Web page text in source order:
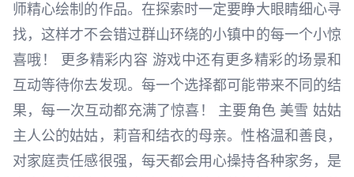
师精心绘制的作品。在探索时一定要睁大眼睛细心寻
找，这样才不会错过群山环绕的小镇中的每一个小惊
喜哦！ 更多精彩内容 游戏中还有更多精彩的场景和
互动等待你去发现。每一个选择都可能带来不同的结
果，每一次互动都充满了惊喜！ 主要角色 美雪 姑姑
主人公的姑姑，莉音和结衣的母亲。性格温和善良，
对家庭责任感很强，每天都会用心操持各种家务，是